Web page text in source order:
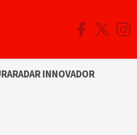
RADAR INNOVADOR